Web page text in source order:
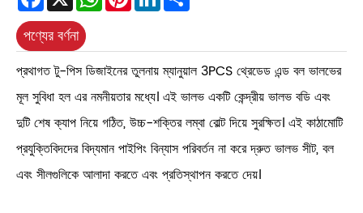
পণ্যের বর্ণনা
প্রথাগত টু-পিস ডিজাইনের তুলনায় ম্যানুয়াল 3PCS থ্রেডেড এন্ড বল ভালভের
মূল সুবিধা হল এর নমনীয়তার মধ্যে। এই ভালভ একটি কেন্দ্রীয় ভালভ বডি এবং
দুটি শেষ ক্যাপ নিয়ে গঠিত, উচ্চ-শক্তির লম্বা বোল্ট দিয়ে সুরক্ষিত। এই কাঠামোটি
প্রযুক্তিবিদদের বিদ্যমান পাইপিং বিন্যাস পরিবর্তন না করে দ্রুত ভালভ সীট, বল
এবং সীলগুলিকে আলাদা করতে এবং প্রতিস্থাপন করতে দেয়।